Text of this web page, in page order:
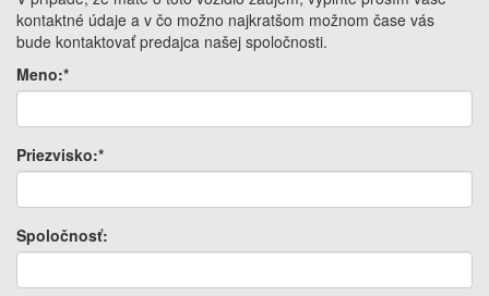
kontaktné údaje a v čo možno najkratšom možnom čase vás
bude kontaktovať predajca našej spoločnosti.
Meno:*
Priezvisko:*
Spoločnosť: